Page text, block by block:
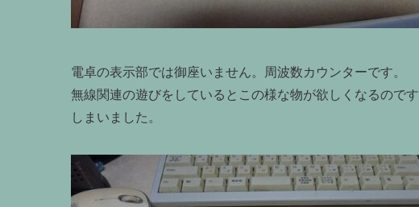
電卓の表示部では御座いません。周波数カウンターです。
無線関連の遊びをしているとこの様な物が欲しくなるので
しまいました。